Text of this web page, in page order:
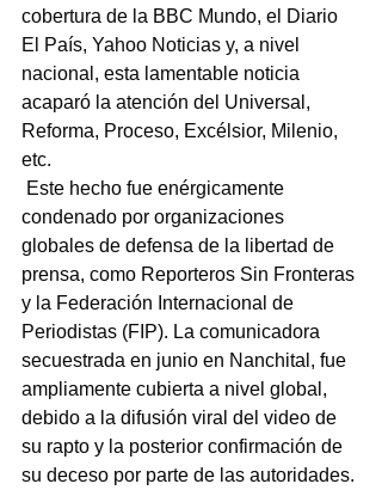
cobertura de la BBC Mundo, el Diario
El País, Yahoo Noticias y, a nivel
nacional, esta lamentable noticia
acaparó la atención del Universal,
Reforma, Proceso, Excélsior, Milenio,
etc.
Este hecho fue enérgicamente
condenado por organizaciones
globales de defensa de la libertad de
prensa, como Reporteros Sin Fronteras
y la Federación Internacional de
Periodistas (FIP). La comunicadora
secuestrada en junio en Nanchital, fue
ampliamente cubierta a nivel global,
debido a la difusión viral del video de
su rapto y la posterior confirmación de
su deceso por parte de las autoridades.